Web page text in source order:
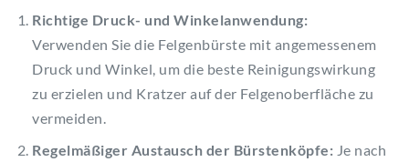
Richtige Druck- und Winkelanwendung:
Verwenden Sie die Felgenbürste mit angemessenem
Druck und Winkel, um die beste Reinigungswirkung
zu erzielen und Kratzer auf der Felgenoberfläche zu
vermeiden.
Regelmäßiger Austausch der Bürstenköpfe: Je nach